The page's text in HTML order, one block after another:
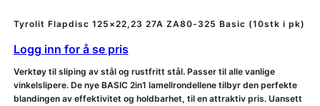
Tyrolit Flapdisc 125×22,23 27A ZA80-325 Basic (10stk i pk)
Logg inn for å se pris
Verktøy til sliping av stål og rustfritt stål. Passer til alle vanlige
vinkelslipere. De nye BASIC 2in1 lamellrondellene tilbyr den perfekte
blandingen av effektivitet og holdbarhet, til en attraktiv pris. Uansett